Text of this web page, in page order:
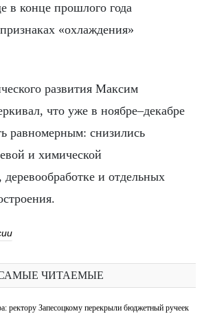
в конце прошлого года
«охлаждения»
развития Максим
что уже в ноябре–декабре
равномерным: снизились
и химической
и отдельных
ЧИТАЕМЫЕ
ректору Запесоцкому перекрыли бюджетный ручеек